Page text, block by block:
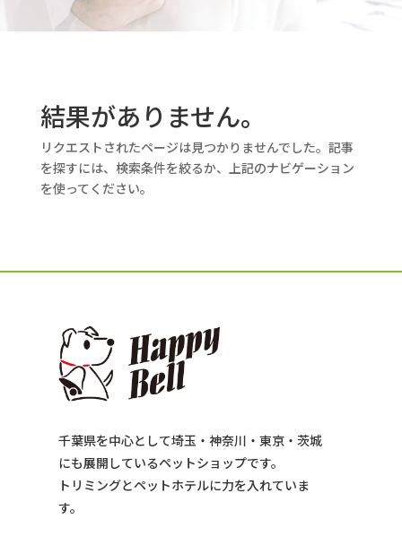
結果がありません。
リクエストされたページは見つかりませんでした。記事
を探すには、検索条件を絞るか、上記のナビゲーション
を使ってください。
千葉県を中心として埼玉・神奈川・東京・茨城
にも展開しているペットショップです。
トリミングとペットホテルに力を入れていま
す。